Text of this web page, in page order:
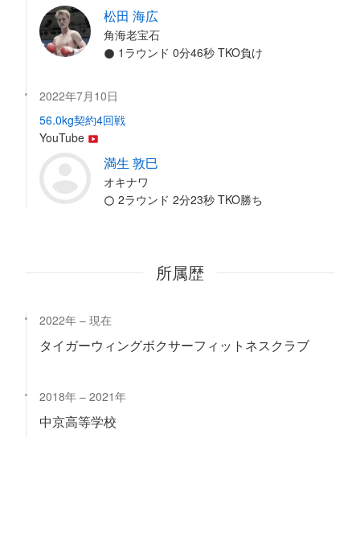
松田 海広
角海老宝石
1ラウンド 0分46秒 TKO負け
2022年7月10日
56.0kg契約4回戦
YouTube
満生 敦巳
オキナワ
2ラウンド 2分23秒 TKO勝ち
所属歴
2022年 現在
タイガーウィングボクサーフィットネスクラブ
2018年 2021年
中京高等学校